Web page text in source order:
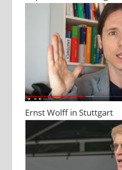
Ernst Wolff in Stuttgart